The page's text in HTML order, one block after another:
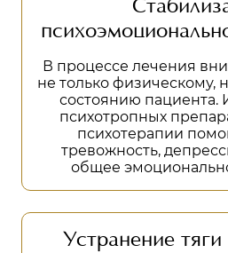
В процессе лечения
не только физическому,
состоянию пациента.
психотропных
психотерапии
тревожность,
общее
Устранение